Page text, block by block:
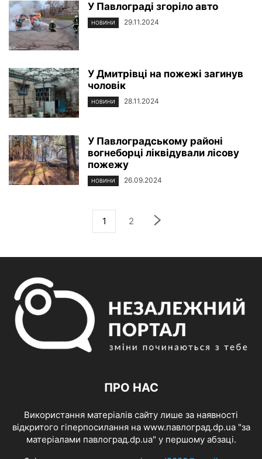
У Павлограді згоріло авто
НОВИНИ 29.11.2024
У Дмитрівці на пожежі загинув
чоловік
НОВИНИ 28.11.2024
У Павлоградському районі
вогнеборці ліквідували лісову
пожежу
НОВИНИ 26.09.2024
1 2
ПРО НАС
Використання матеріалів сайту лише за наявності
відкритого гіперпосилання на www.павлоград.dp.ua "за
матеріалами павлоград.dp.ua" у першому абзаці.